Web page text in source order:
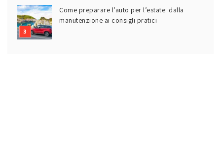
Come preparare l’auto per l’estate: dalla
manutenzione ai consigli pratici